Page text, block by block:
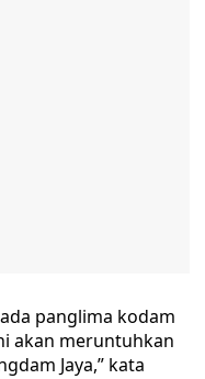
panglima kodam
akan meruntuhkan
Jaya,” kata